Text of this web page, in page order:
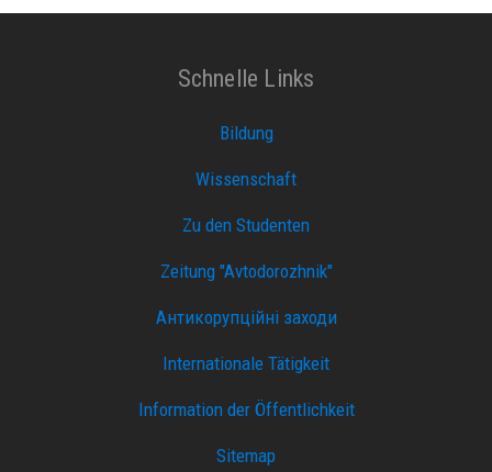
Schnelle Links
Bildung
Wissenschaft
Zu den Studenten
Zeitung "Avtodorozhnik"
Антикорупційні заходи
Internationale Tätigkeit
Information der Öffentlichkeit
Sitemap